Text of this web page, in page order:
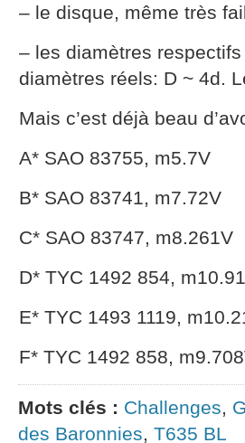
– le disque, même très
– les diamètres
diamètres réels: D ~ 4d.
Mais c’est déjà beau
A* SAO 83755, m5.7V
B* SAO 83741, m7.72V
C* SAO 83747, m8.261V
D* TYC 1492 854,
E* TYC 1493 1119,
F* TYC 1492 858,
Mots clés : Challenges,
des Baronnies, T635 BL